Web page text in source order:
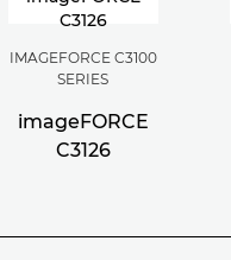
IMAGEFORCE C3100
SERIES
imageFORCE
C3126